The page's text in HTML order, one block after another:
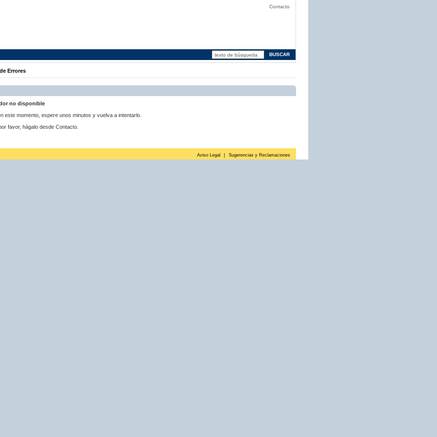
Contacto
Errores
no disponible
este momento, espere unos minutos y vuelva a intentarlo.
favor, hágalo desde Contacto.
Aviso Legal Sugerencias y Reclamaciones